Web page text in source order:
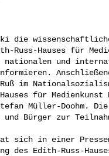
Hauses für
und
im
für Medienkunst
Müller-Doohm.
Bürger zur
des Edith-Russ-